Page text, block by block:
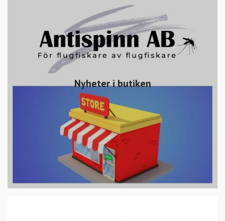
Nyheter i butiken